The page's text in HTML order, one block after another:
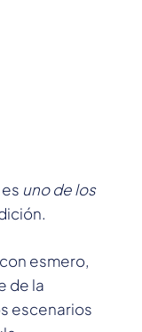
uno de los
esmero,
de la
escenarios